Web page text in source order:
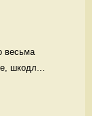
весьма
шкодл...